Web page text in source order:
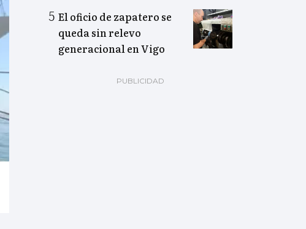
El oficio de zapatero se
queda sin relevo
generacional en Vigo